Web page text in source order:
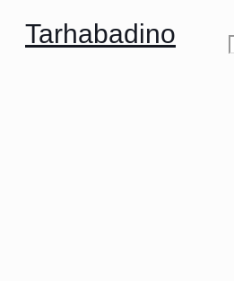
Tarhabadino